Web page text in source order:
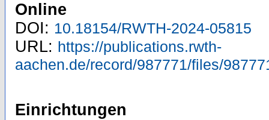
Online
DOI: 10.18154/RWTH-2024-05815
URL: https://publications.rwth-
aachen.de/record/987771/files/
Einrichtungen